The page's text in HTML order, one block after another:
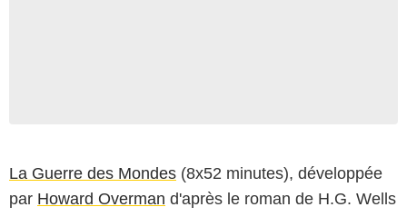
La Guerre des Mondes (8x52 minutes), développée
par Howard Overman d'après le roman de H.G. Wells